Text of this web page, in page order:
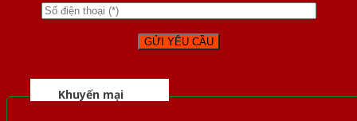
Khuyến mại